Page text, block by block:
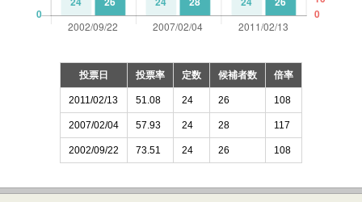
投票日 投票率 定数 候補者数 倍率
2011/02/13 51.08 24 26 108
2007/02/04 57.93 24 28 117
2002/09/22 73.51 24 26 108